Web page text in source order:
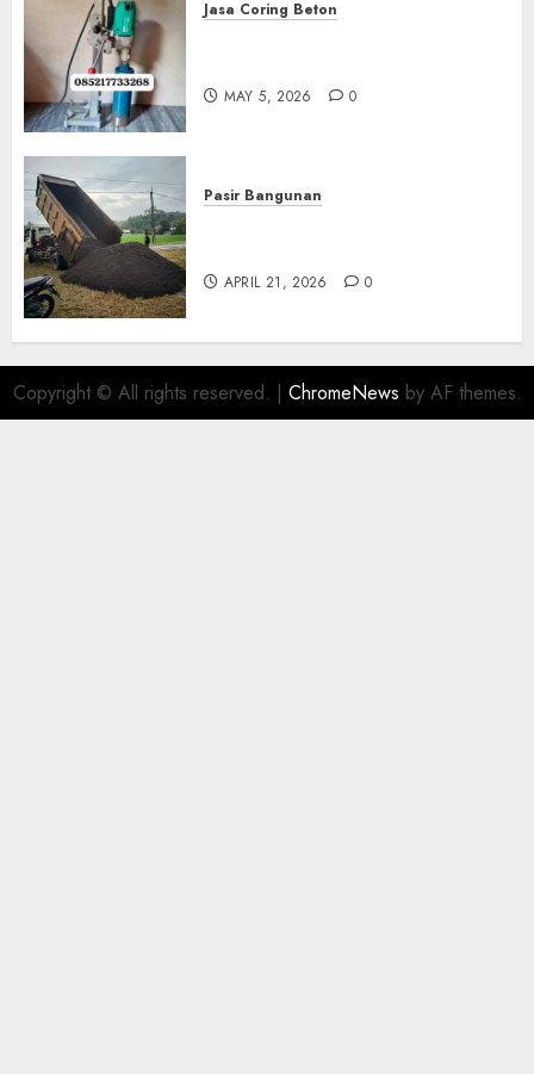
Jasa Coring Beton
MAY 5, 2026 0
Pasir Bangunan
APRIL 21, 2026 0
Copyright © All rights reserved. | ChromeNews by AF themes.